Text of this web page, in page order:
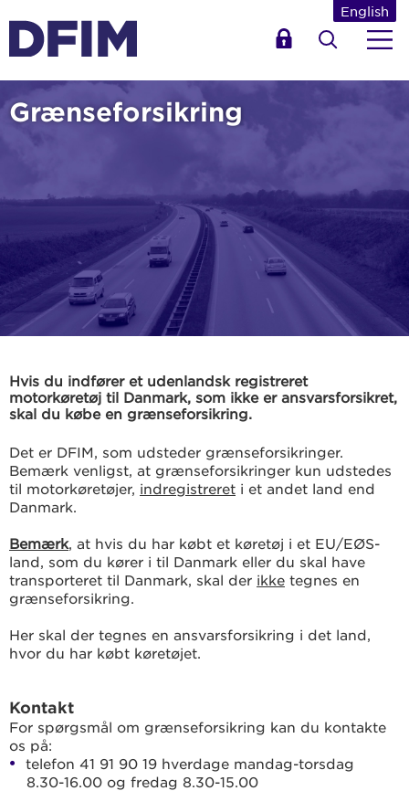
English
Grænseforsikring
Hvis du indfører et udenlandsk registreret
motorkøretøj til Danmark, som ikke er ansvarsforsikret,
skal du købe en grænseforsikring.
Det er DFIM, som udsteder grænseforsikringer.
Bemærk venligst, at grænseforsikringer kun udstedes
til motorkøretøjer, indregistreret i et andet land end
Danmark.
Bemærk, at hvis du har købt et køretøj i et EU/EØS-
land, som du kører i til Danmark eller du skal have
transporteret til Danmark, skal der ikke tegnes en
grænseforsikring.
Her skal der tegnes en ansvarsforsikring i det land,
hvor du har købt køretøjet.
Kontakt
For spørgsmål om grænseforsikring kan du kontakte
os på:
telefon 41 91 90 19 hverdage mandag-torsdag
8.30-16.00 og fredag 8.30-15.00